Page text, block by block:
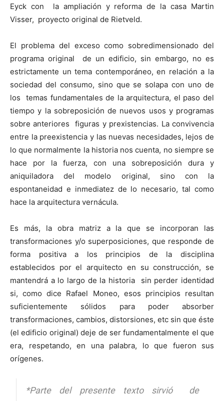
Eyck con la ampliación y reforma de la casa Martin
Visser, proyecto original de Rietveld.
El problema del exceso como sobredimensionado del
programa original de un edificio, sin embargo, no es
estrictamente un tema contemporáneo, en relación a la
sociedad del consumo, sino que se solapa con uno de
los temas fundamentales de la arquitectura, el paso del
tiempo y la sobreposición de nuevos usos y programas
sobre anteriores figuras y prexistencias. La convivencia
entre la preexistencia y las nuevas necesidades, lejos de
lo que normalmente la historia nos cuenta, no siempre se
hace por la fuerza, con una sobreposición dura y
aniquiladora del modelo original, sino con la
espontaneidad e inmediatez de lo necesario, tal como
hace la arquitectura vernácula.
Es más, la obra matriz a la que se incorporan las
transformaciones y/o superposiciones, que responde de
forma positiva a los principios de la disciplina
establecidos por el arquitecto en su construcción, se
mantendrá a lo largo de la historia sin perder identidad
si, como dice Rafael Moneo, esos principios resultan
suficientemente sólidos para poder absorber
transformaciones, cambios, distorsiones, etc sin que éste
(el edificio original) deje de ser fundamentalmente el que
era, respetando, en una palabra, lo que fueron sus
orígenes.
*Parte del presente texto sirvió de